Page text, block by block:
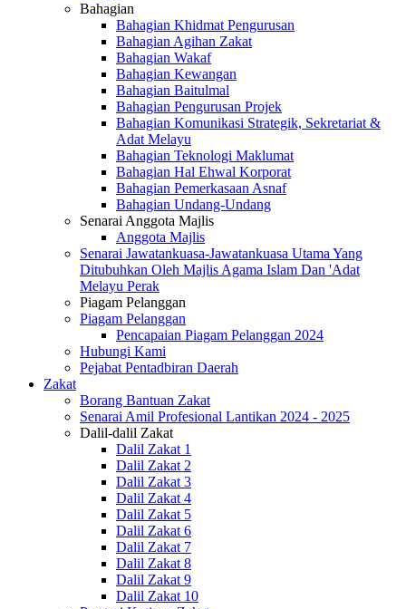
Bahagian
Bahagian Khidmat Pengurusan
Bahagian Agihan Zakat
Bahagian Wakaf
Bahagian Kewangan
Bahagian Baitulmal
Bahagian Pengurusan Projek
Bahagian Komunikasi Strategik, Sekretariat &
Adat Melayu
Bahagian Teknologi Maklumat
Bahagian Hal Ehwal Korporat
Bahagian Pemerkasaan Asnaf
Bahagian Undang-Undang
Senarai Anggota Majlis
Anggota Majlis
Senarai Jawatankuasa-Jawatankuasa Utama Yang
Ditubuhkan Oleh Majlis Agama Islam Dan 'Adat
Melayu Perak
Piagam Pelanggan
Piagam Pelanggan
Pencapaian Piagam Pelanggan 2024
Hubungi Kami
Pejabat Pentadbiran Daerah
Zakat
Borang Bantuan Zakat
Senarai Amil Profesional Lantikan 2024 - 2025
Dalil-dalil Zakat
Dalil Zakat 1
Dalil Zakat 2
Dalil Zakat 3
Dalil Zakat 4
Dalil Zakat 5
Dalil Zakat 6
Dalil Zakat 7
Dalil Zakat 8
Dalil Zakat 9
Dalil Zakat 10